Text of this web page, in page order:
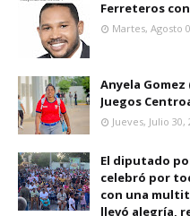
Ferreteros
Martes, Agosto
Anyela
Juegos
Jueves, Julio 30,
El diputado
celebró por
con una
llevó alegría,